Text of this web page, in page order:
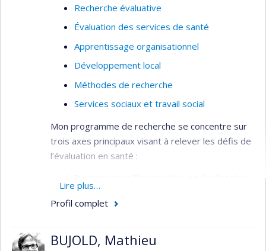
Organisation des soins de santé
Utilisation des services de santé
Services de première ligne
Analyse et évaluation des politiques sur les
Pratiques professsionnelles
Pratiques médicales
Techniques quantitatives
Recherche évaluative
Évaluation des services de santé
Apprentissage organisationnel
Développement local
Méthodes de recherche
Services sociaux et travail social
Mon programme de recherche se concentre sur
trois axes principaux visant à relever les défis de
l’évaluation en santé :
Cet axe vise à combler le manque de
données empiriques sur l’efficacité des
(évaluation réaliste, évaluation fondée sur
Lire plus…
Profil complet
BUJOLD, Mathieu